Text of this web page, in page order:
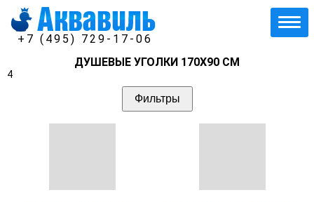
+7 (495) 729-17-06
ДУШЕВЫЕ УГОЛКИ 170Х90 СМ
4
Фильтры